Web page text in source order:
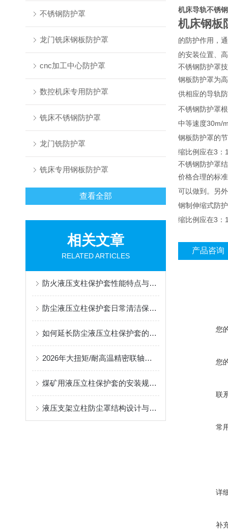
不锈钢防护罩
龙门铣床钢板防护罩
cnc加工中心防护罩
数控机床专用防护罩
铣床不锈钢防护罩
龙门铣防护罩
铣床专用钢板防护罩
查看全部
相关文章
RELATED ARTICLES
防火液压支柱保护套性能特点与阻燃防护应用
防尘液压立柱保护套日常清洁保养与更换规范
如何延长防尘液压立柱保护套的使用寿命？
2026年大扭矩/耐高温精密联轴器定制找哪家？能实现精准定制的优质厂家盘点
煤矿用液压立柱保护套的安装规范与使用寿命提升方案
液压支架立柱防尘罩结构设计与密封防护原理
机床导轨不锈
机床钢板
的防护作用，
的安装位置、
不锈钢防护罩
钢板防护罩为
供相应的导轨
不锈钢防护罩
中等速度30m/
钢板防护罩的
缩比例应在3：
不锈钢防护罩
价格合理的标
可以做到。另
钢制伸缩式防
缩比例应在3：
产品咨询
您
您
联
常
详
补